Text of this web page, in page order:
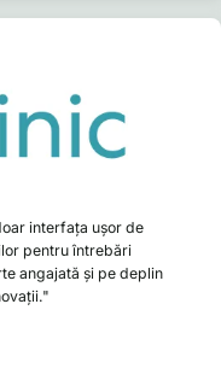
interfața ușor de
pentru întrebări
angajată și pe deplin